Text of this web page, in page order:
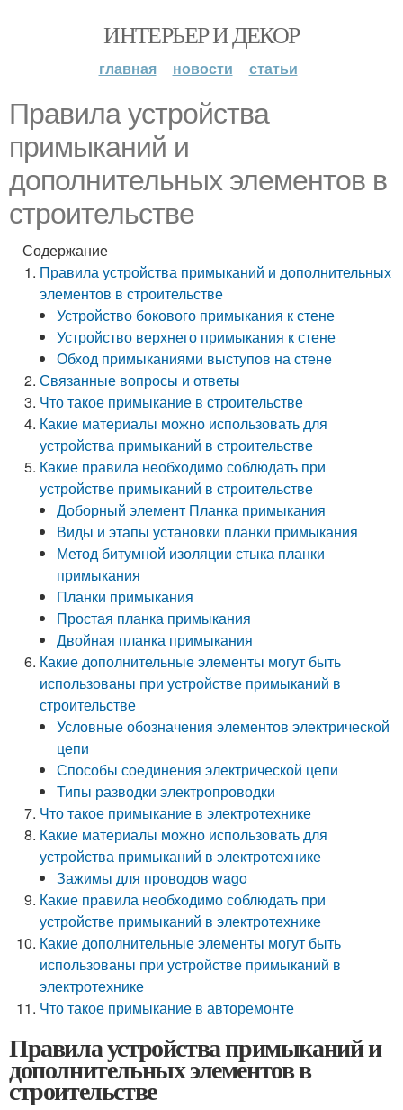
ИНТЕРЬЕР И ДЕКОР
главная новости статьи
Правила устройства
примыканий и
дополнительных элементов в
строительстве
Содержание
Правила устройства примыканий и дополнительных
элементов в строительстве
Устройство бокового примыкания к стене
Устройство верхнего примыкания к стене
Обход примыканиями выступов на стене
Связанные вопросы и ответы
Что такое примыкание в строительстве
Какие материалы можно использовать для
устройства примыканий в строительстве
Какие правила необходимо соблюдать при
устройстве примыканий в строительстве
Доборный элемент Планка примыкания
Виды и этапы установки планки примыкания
Метод битумной изоляции стыка планки
примыкания
Планки примыкания
Простая планка примыкания
Двойная планка примыкания
Какие дополнительные элементы могут быть
использованы при устройстве примыканий в
строительстве
Условные обозначения элементов электрической
цепи
Способы соединения электрической цепи
Типы разводки электропроводки
Что такое примыкание в электротехнике
Какие материалы можно использовать для
устройства примыканий в электротехнике
Зажимы для проводов wago
Какие правила необходимо соблюдать при
устройстве примыканий в электротехнике
Какие дополнительные элементы могут быть
использованы при устройстве примыканий в
электротехнике
Что такое примыкание в авторемонте
Правила устройства примыканий и
дополнительных элементов в
строительстве